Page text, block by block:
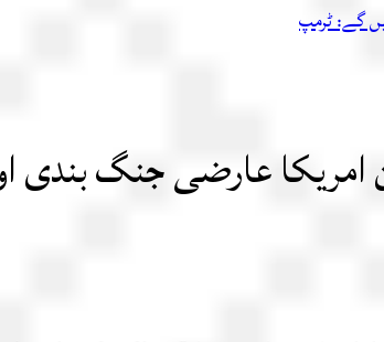
گے: ٹرمپ
امریکا عارضی جنگ بندی